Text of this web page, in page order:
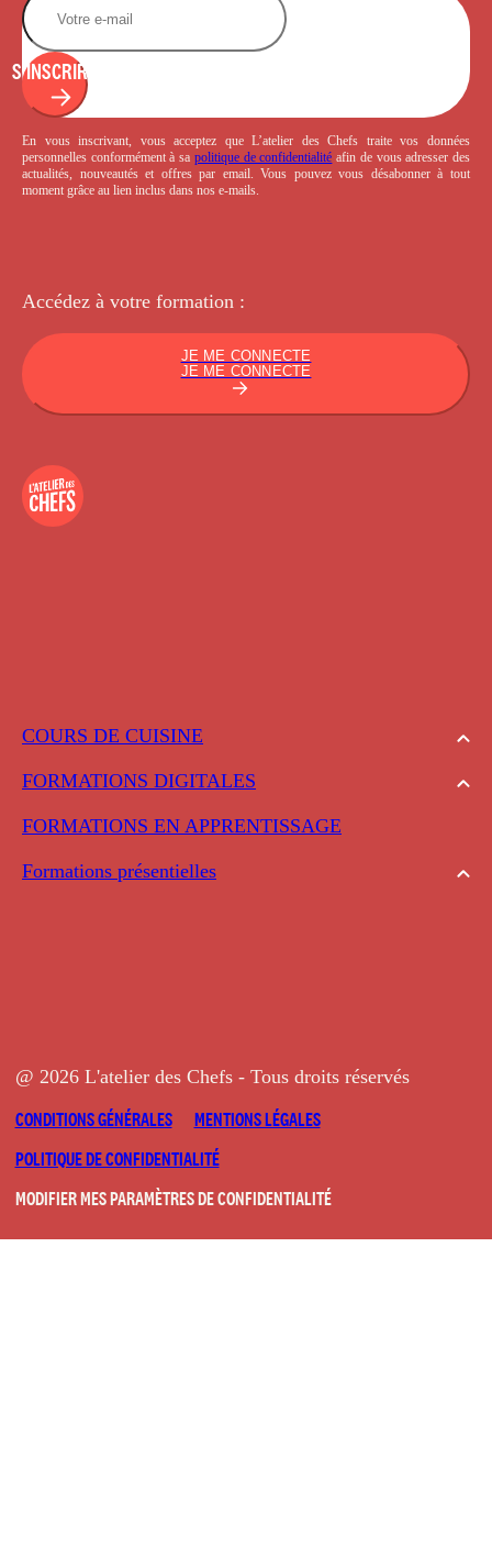
COURS DE CUISINE
FORMATIONS DIGITALES
FORMATIONS EN APPRENTISSAGE
Formations présentielles
S'INSCRIRE
En vous inscrivant, vous acceptez que L’atelier des Chefs traite vos données
personnelles conformément à sa politique de confidentialité afin de vous adresser des
actualités, nouveautés et offres par email. Vous pouvez vous désabonner à tout
moment grâce au lien inclus dans nos e-mails.
Accédez à votre formation :
JE ME CONNECTE
JE ME CONNECTE
@ 2026 L'atelier des Chefs - Tous droits réservés
CONDITIONS GÉNÉRALES
MENTIONS LÉGALES
POLITIQUE DE CONFIDENTIALITÉ
MODIFIER MES PARAMÈTRES DE CONFIDENTIALITÉ